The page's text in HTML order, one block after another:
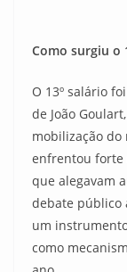
Como surgiu o
O 13º salário
de João
mobilização do
enfrentou forte
que alegavam
debate público
um
como